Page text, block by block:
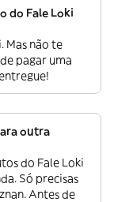
do Fale Loki
Mas não te
pagar uma
outra
do Fale Loki
Só precisas
Antes de